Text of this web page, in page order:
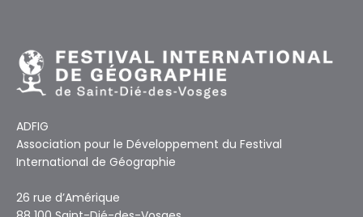
ADFIG
Association pour le Développement du Festival
International de Géographie
26 rue d’Amérique